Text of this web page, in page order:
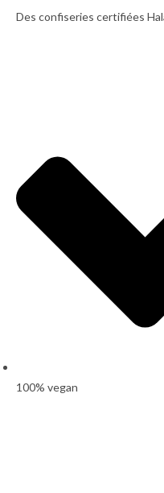
Des confiseries certifiées
100% vegan